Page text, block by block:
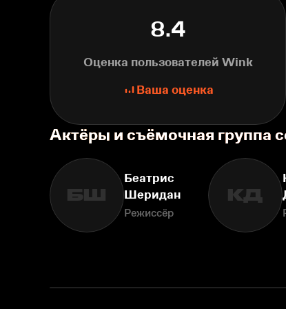
8.4
Оценка пользователей Wink
Ваша оценка
Актёры и съёмочная группа
БШ
Беатрис
Шеридан
Режиссёр
КД